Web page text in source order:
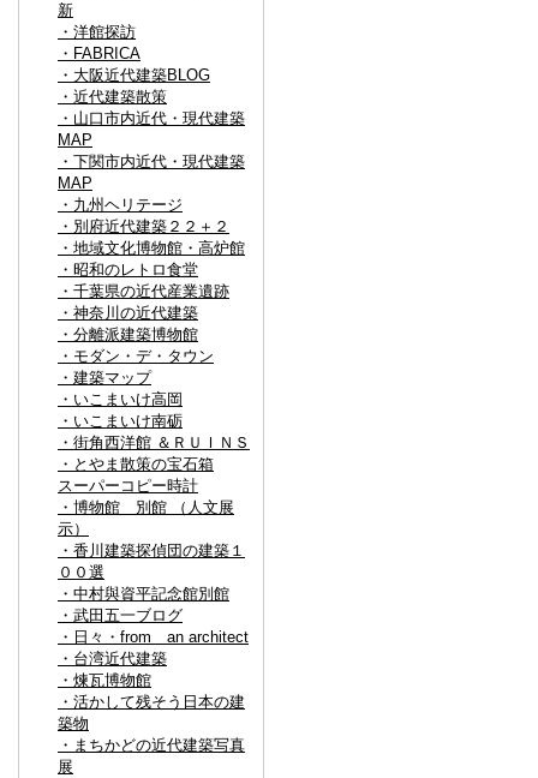
新
・洋館探訪
・FABRICA
・大阪近代建築BLOG
・近代建築散策
・山口市内近代・現代建築
MAP
・下関市内近代・現代建築
MAP
・九州ヘリテージ
・別府近代建築２２＋２
・地域文化博物館・高炉館
・昭和のレトロ食堂
・千葉県の近代産業遺跡
・神奈川の近代建築
・分離派建築博物館
・モダン・デ・タウン
・建築マップ
・いこまいけ高岡
・いこまいけ南砺
・街角西洋館 ＆ＲＵＩＮＳ
・とやま散策の宝石箱
スーパーコピー時計
・博物館 別館 （人文展
示）
・香川建築探偵団の建築１
００選
・中村與資平記念館別館
・武田五一ブログ
・日々・from an architect
・台湾近代建築
・煉瓦博物館
・活かして残そう日本の建
築物
・まちかどの近代建築写真
展